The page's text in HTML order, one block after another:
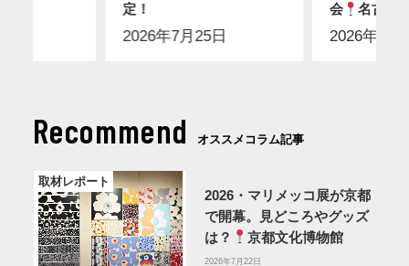
定！
2026年7月25日
会
名古屋
2026年7月
Recommend オススメコラム記事
取材レポート
2026・マリメッコ展が京都
で開幕。見どころやグッズ
は？
京都文化博物館
2026年7月22日